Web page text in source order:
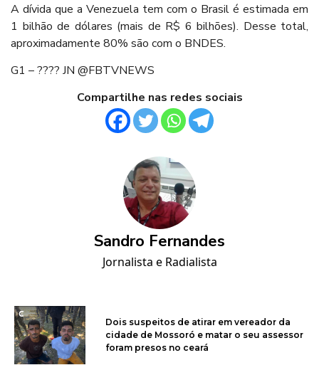
A dívida que a Venezuela tem com o Brasil é estimada em
1 bilhão de dólares (mais de R$ 6 bilhões). Desse total,
aproximadamente 80% são com o BNDES.
G1 – ???? JN @FBTVNEWS
Compartilhe nas redes sociais
Sandro Fernandes
Jornalista e Radialista
Dois suspeitos de atirar em vereador da
cidade de Mossoró e matar o seu assessor
foram presos no ceará